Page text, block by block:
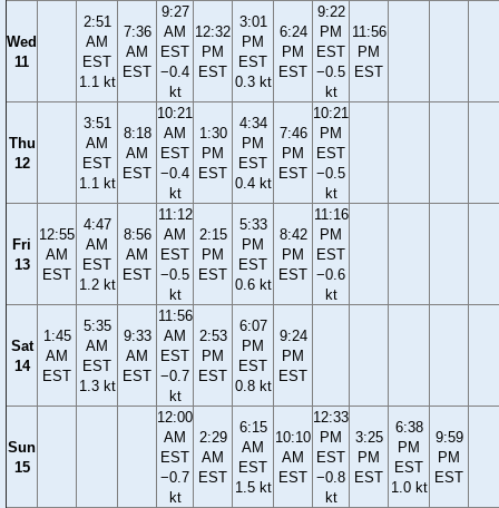
Wed
11
2:51
AM
EST
1.1 kt
7:36
AM
EST
9:27
AM
EST
−0.4
kt
12:32
PM
EST
3:01
PM
EST
0.3 kt
6:24
PM
EST
9:22
PM
EST
−0.5
kt
11:56
PM
EST
Thu
12
3:51
AM
EST
1.1 kt
8:18
AM
EST
10:21
AM
EST
−0.4
kt
1:30
PM
EST
4:34
PM
EST
0.4 kt
7:46
PM
EST
10:21
PM
EST
−0.5
kt
Fri
13
12:55
AM
EST
4:47
AM
EST
1.2 kt
8:56
AM
EST
11:12
AM
EST
−0.5
kt
2:15
PM
EST
5:33
PM
EST
0.6 kt
8:42
PM
EST
11:16
PM
EST
−0.6
kt
Sat
14
1:45
AM
EST
5:35
AM
EST
1.3 kt
9:33
AM
EST
11:56
AM
EST
−0.7
kt
2:53
PM
EST
6:07
PM
EST
0.8 kt
9:24
PM
EST
Sun
15
12:00
AM
EST
−0.7
kt
2:29
AM
EST
6:15
AM
EST
1.5 kt
10:10
AM
EST
12:33
PM
EST
−0.8
kt
3:25
PM
EST
6:38
PM
EST
1.0 kt
9:59
PM
EST